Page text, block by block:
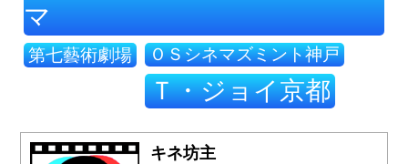
マ
第七藝術劇場 ＯＳシネマズミント神戸
Ｔ・ジョイ京都
キネ坊主